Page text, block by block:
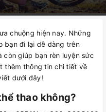
chuộng hiện nay. Những
bạn đi lại dễ dàng trên
còn giúp bạn rèn luyện sức
thêm thông tin chi tiết về
dưới đây!
thao không?